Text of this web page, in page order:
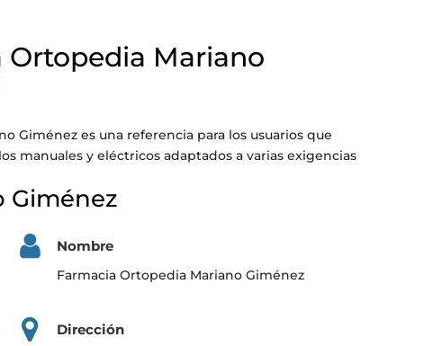
Ortopedia Mariano
Giménez es una referencia para los usuarios que
manuales y eléctricos adaptados a varias exigencias
Giménez
Nombre
Farmacia Ortopedia Mariano Giménez
Dirección